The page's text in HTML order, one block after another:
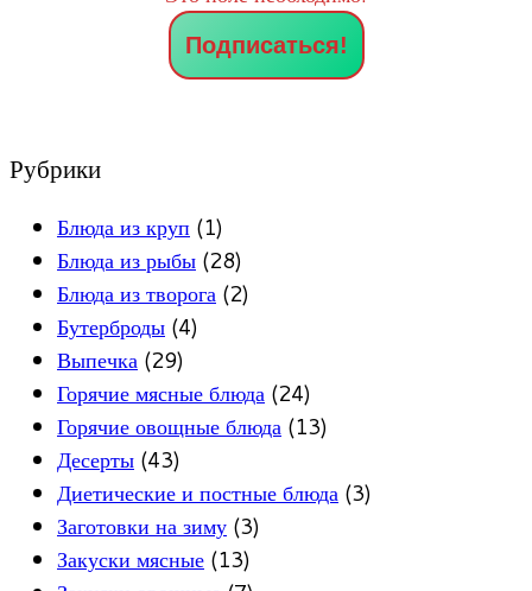
Рубрики
Блюда из круп (1)
Блюда из рыбы (28)
Блюда из творога (2)
Бутерброды (4)
Выпечка (29)
Горячие мясные блюда (24)
Горячие овощные блюда (13)
Десерты (43)
Диетические и постные блюда (3)
Заготовки на зиму (3)
Закуски мясные (13)